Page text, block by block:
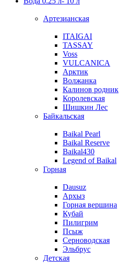
Артезианская
ITAIGAI
TASSAY
Voss
VULCANICA
Арктик
Волжанка
Калинов родник
Королевская
Шишкин Лес
Байкальская
Baikal Pearl
Baikal Reserve
Baikal430
Legend of Baikal
Горная
Dausuz
Архыз
Горная вершина
Кубай
Пилигрим
Псыж
Серноводская
Эльбрус
Детская